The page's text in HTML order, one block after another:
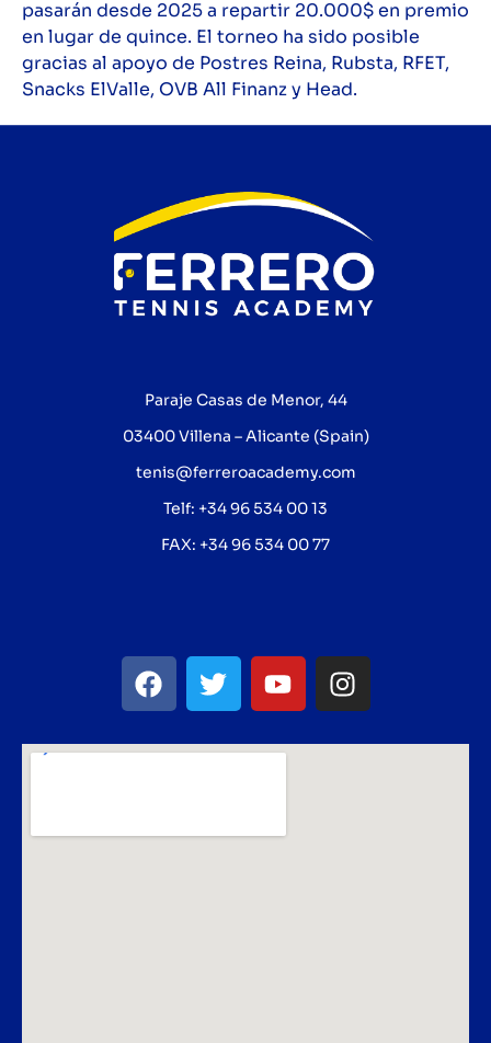
pasarán desde 2025 a repartir 20.000$ en premio
en lugar de quince. El torneo ha sido posible
gracias al apoyo de Postres Reina, Rubsta, RFET,
Snacks ElValle, OVB All Finanz y Head.
Paraje Casas de Menor, 44
03400 Villena – Alicante (Spain)
tenis@ferreroacademy.com
Telf: +34 96 534 00 13
FAX: +34 96 534 00 77